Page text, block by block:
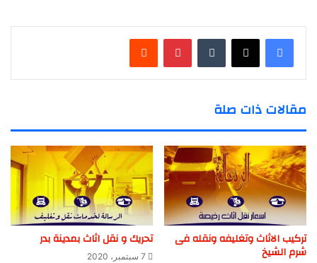
بينتيريست
مقالات ذات صلة
تركيب الاثاث وتغليفه ونقله فى
شرم الشيخ
تحريك و نقل اثاث بمدينة بدر
7 سبتمبر، 2020